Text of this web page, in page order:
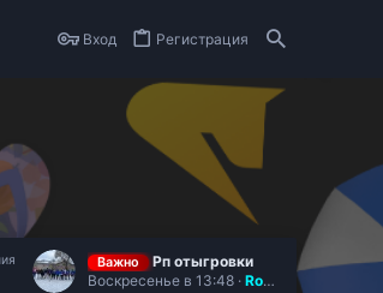
Вход Регистрация
Важно
Рп отыгровки
Воскресенье в 13:48 Roman_Perspectivov